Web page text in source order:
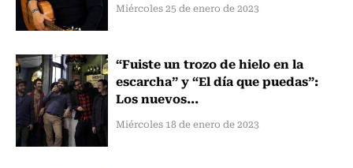
Miércoles 25 de enero de 2023
“Fuiste un trozo de hielo en la
escarcha” y “El día que puedas”:
Los nuevos...
Miércoles 18 de enero de 2023